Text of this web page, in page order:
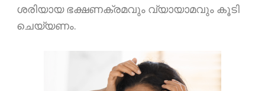
ശരിയായ ഭക്ഷണക്രമവും വ്യായാമവും കൂടി
ചെയ്യണം.